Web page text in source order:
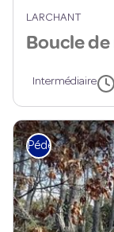
LARCHANT
Boucle
Intermédiaire
Pédestre